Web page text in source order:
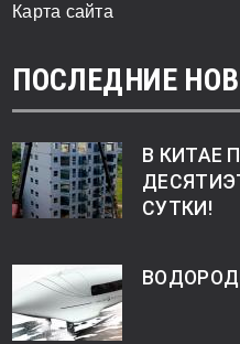
Карта сайта
ПОСЛЕДНИЕ
В КИТАЕ
СУТКИ!